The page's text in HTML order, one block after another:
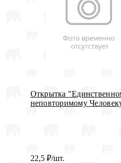
Открытка
неповторимому
22,5 ₽/шт.